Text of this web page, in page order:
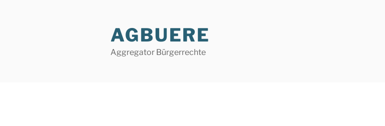
AGBUERE
Aggregator Bürgerrechte